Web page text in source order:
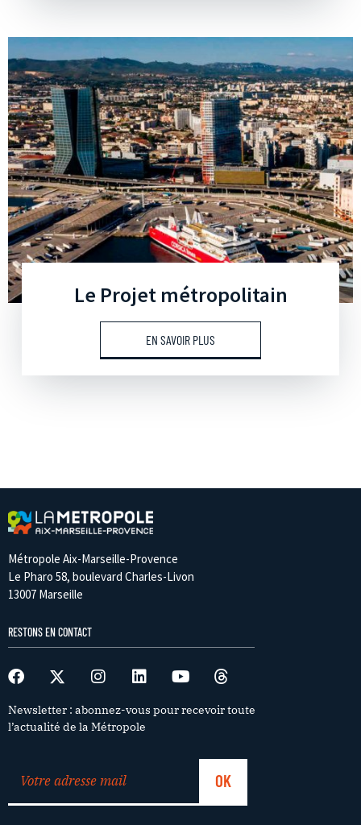
Le Projet métropolitain
EN SAVOIR PLUS
Métropole Aix-Marseille-Provence
Le Pharo 58, boulevard Charles-Livon
13007 Marseille
RESTONS EN CONTACT
Newsletter : abonnez-vous pour recevoir toute
l’actualité de la Métropole